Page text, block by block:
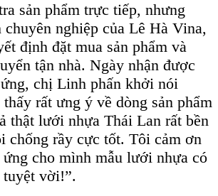
sản phẩm trực tiếp, nhưng
nghiệp của Lê Hà Vina,
định đặt mua sản phẩm và
tận nhà. Ngày nhận được
chị Linh phấn khởi nói
rất ưng ý về dòng sản phẩm
thật lưới nhựa Thái Lan rất bền
chống rầy cực tốt. Tôi cảm ơn
cho mình mẫu lưới nhựa có
vời!”.